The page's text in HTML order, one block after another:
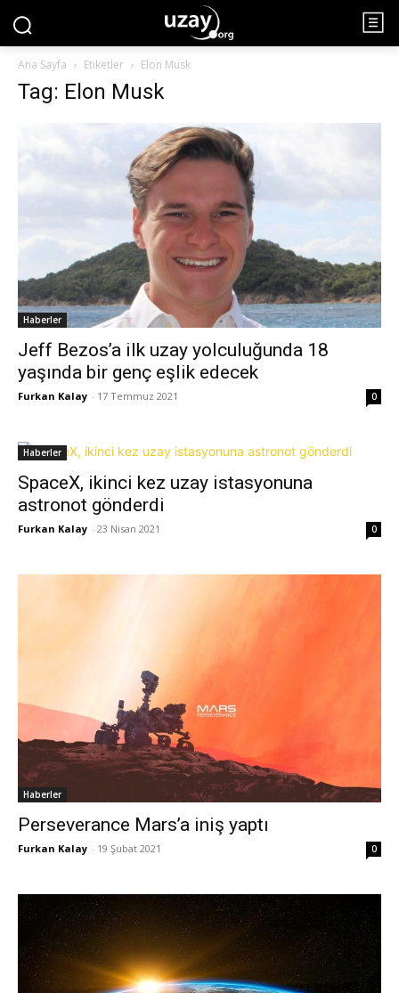
Ana Sayfa Etiketler Elon Musk
Tag: Elon Musk
Haberler
Jeff Bezos’a ilk uzay yolculuğunda 18
yaşında bir genç eşlik edecek
Furkan Kalay - 17 Temmuz 2021 0
Haberler
SpaceX, ikinci kez uzay istasyonuna
astronot gönderdi
Furkan Kalay - 23 Nisan 2021 0
Haberler
Perseverance Mars’a iniş yaptı
Furkan Kalay - 19 Şubat 2021 0